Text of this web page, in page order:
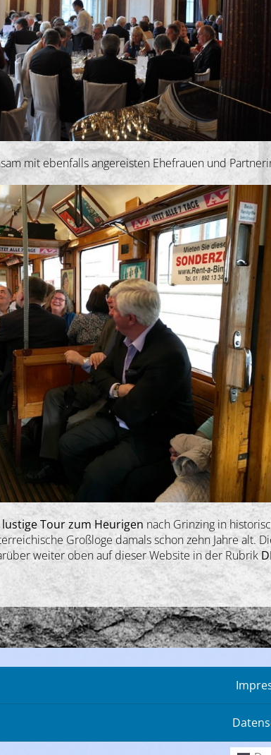
mit ebenfalls angereisten Ehefrauen und
Tour zum Heurigen nach Grinzing in
Großloge damals schon zehn Jahre
weiter oben auf dieser Website in der Rubrik